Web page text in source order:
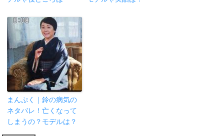
まんぷく｜鈴の病気の
ネタバレ！亡くなって
しまうの？モデルは？